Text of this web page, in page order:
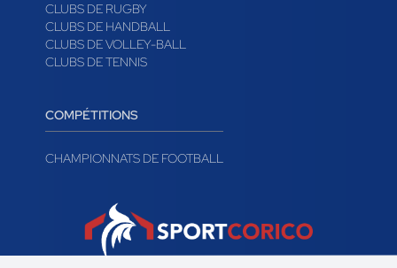
CLUBS DE RUGBY
CLUBS DE HANDBALL
CLUBS DE VOLLEY-BALL
CLUBS DE TENNIS
COMPÉTITIONS
CHAMPIONNATS DE FOOTBALL